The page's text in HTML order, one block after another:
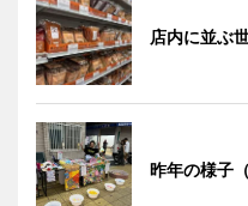
店内に並ぶ
昨年の様子（